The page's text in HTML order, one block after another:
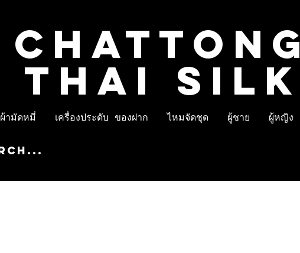
CHATTONG
THAI SILK
ผ้ามัดหมี่ เครื่องประดับ ของฝาก ไหมจัดชุด ผู้ชาย ผู้หญิง